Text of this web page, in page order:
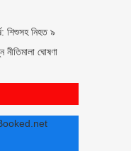
শিশুসহ নিহত ৯
নীতিমালা ঘোষণা